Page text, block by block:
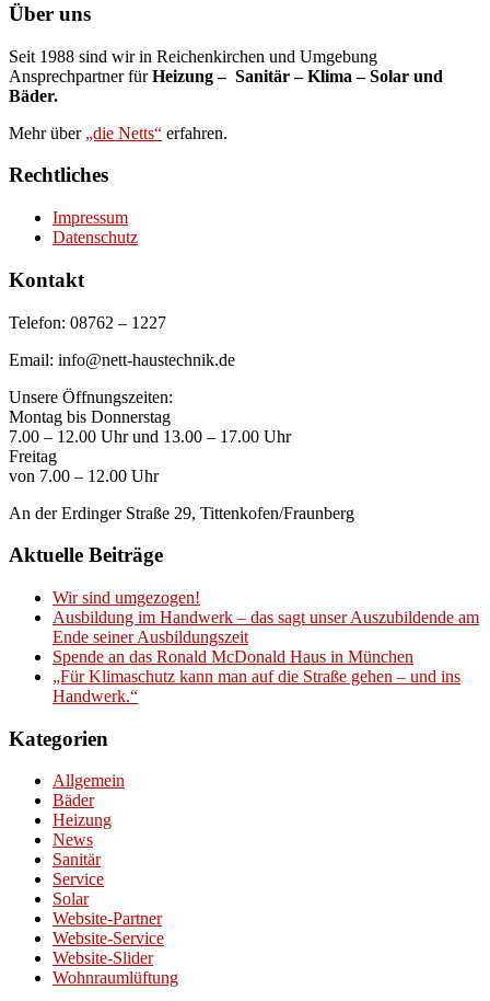
Über uns
Seit 1988 sind wir in Reichenkirchen und Umgebung
Ansprechpartner fürHeizung – Sanitär – Klima – Solar und
Bäder.
Mehr über „die Netts“ erfahren.
Rechtliches
Impressum
Datenschutz
Kontakt
Telefon: 08762 – 1227
Email: info@nett-haustechnik.de
Unsere Öffnungszeiten:
Montag bis Donnerstag
7.00 – 12.00 Uhr und 13.00 – 17.00 Uhr
Freitag
von 7.00 – 12.00 Uhr
An der Erdinger Straße 29, Tittenkofen/Fraunberg
Aktuelle Beiträge
Wir sind umgezogen!
Ausbildung im Handwerk – das sagt unser Auszubildende am
Ende seiner Ausbildungszeit
Spende an das Ronald McDonald Haus in München
„Für Klimaschutz kann man auf die Straße gehen – und ins
Handwerk.“
Kategorien
Allgemein
Bäder
Heizung
News
Sanitär
Service
Solar
Website-Partner
Website-Service
Website-Slider
Wohnraumlüftung